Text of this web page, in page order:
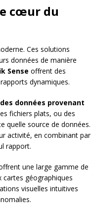
cœur du
Ces solutions
données de manière
Sense offrent des
dynamiques.
données provenant
fichiers plats, ou des
quelle source de données.
activité, en combinant par
rapport.
une large gamme de
cartes géographiques
visuelles intuitives